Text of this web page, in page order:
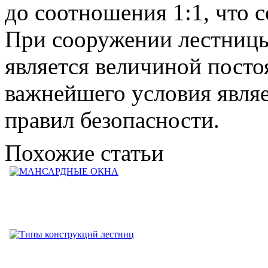
до соотношения 1:1, что
При сооружении
является величиной
важнейшего условия
правил безопасности.
Похожие статьи
МАНСАРДНЫЕ ОКНА